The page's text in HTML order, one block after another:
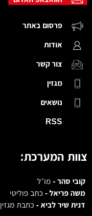
פרסום באתר
אודות
צור קשר
מגזין
נושאים
RSS
צוות המערכת:
קובי סהר - מו״ל
משה פריאל - כתב פוליטי
דנית שיר לביא - כתבת מגזין